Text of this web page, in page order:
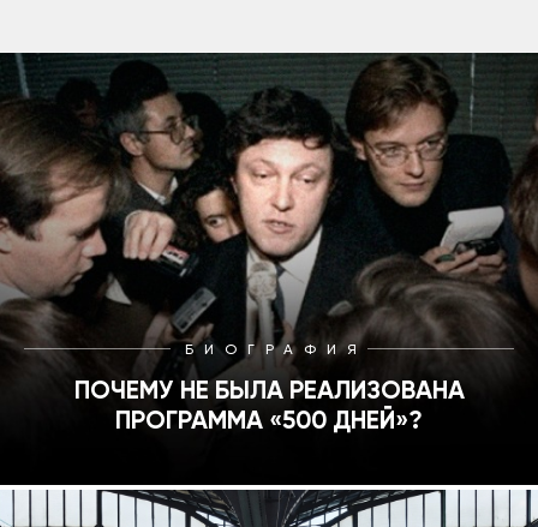
БИОГРАФИЯ
ПОЧЕМУ НЕ БЫЛА РЕАЛИЗОВАНА
ПРОГРАММА «500 ДНЕЙ»?